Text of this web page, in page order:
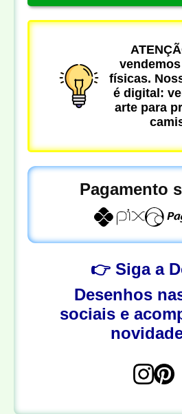
físicas.
é digital:
arte para
Pagamento
👉 Siga a
Desenhos
sociais e